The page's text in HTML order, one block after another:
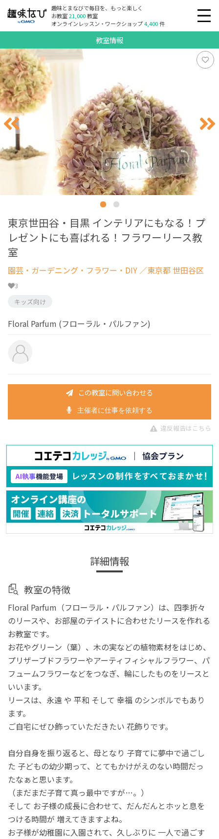
趣味とまなびで毎日を、もっと楽しく
お教室21,000教室
オンラインレッスン・ワークショップ4,400件
教室情報
東京世田谷・目黒 インテリアにもなる！プ
レゼントにも喜ばれる！フラワーリース教
室
園芸・ガーデニング・フラワー・DIY ／東京都 世田谷区
3
キッズ向け
Floral Parfum (フローラル・パルファン)
この教室に問い合わせる
主催者に仕事を依頼する
違反報告はこちら
詳細情報
教室の特徴
Floral Parfum（フローラル・パルファン）は、四季折々
のリースや、お部屋のテイストに合わせたリースを作れる
お教室です。
お花やグリーン（葉）、木の実などの植物素材をはじめ、
プリザーブドフラワーやアーティフィシャルフラワー、パ
フュームフラワーなどをつなぎ、輪にしたものをリースと
いいます。
リースは、永遠 や 平和 そして 幸福 のシンボルでもあり
ます。
ご自宅にぜひ飾っていただきたい 花飾りです。
自分自身を振り返ると、母となり 子育てに夢中で過ごし
た 子どもの幼少期って、とてもかけがえのない時間だっ
たなぁと思います。
（まだまだ子育て真っ最中ですが…。）
そして お子様の成長に合わせて、だんだんとホッと息を
つける時間が 増えてきますよね。
お子様が幼稚園に入園されて、久しぶりに 一人で過ごす